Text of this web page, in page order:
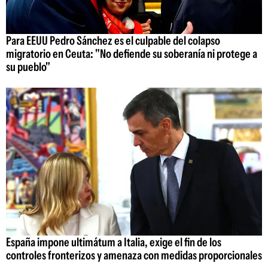
Para EEUU Pedro Sánchez es el culpable del colapso
migratorio en Ceuta: "No defiende su soberanía ni protege a
su pueblo"
España impone ultimátum a Italia, exige el fin de los
controles fronterizos y amenaza con medidas proporcionales